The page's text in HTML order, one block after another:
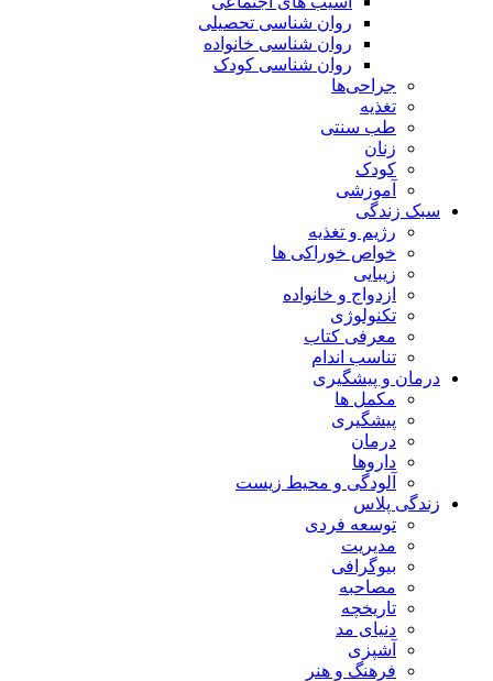
روان شناسی تحصیلی
روان شناسی خانواده
روان شناسی کودک
جراحی‌ها
تغذیه
طب سنتی
زنان
کودک
آموزشی
سبک زندگی
رژیم و تغذیه
خواص خوراکی ها
زیبایی
ازدواج و خانواده
تکنولوژی
معرفی کتاب
تناسب اندام
درمان و پیشگیری
مکمل ها
پیشگیری
درمان
داروها
آلودگی و محیط زیست
زندگی پلاس
توسعه فردی
مدیریت
بیوگرافی
مصاحبه
تاریخچه
دنیای مد
آشپزی
فرهنگ و هنر